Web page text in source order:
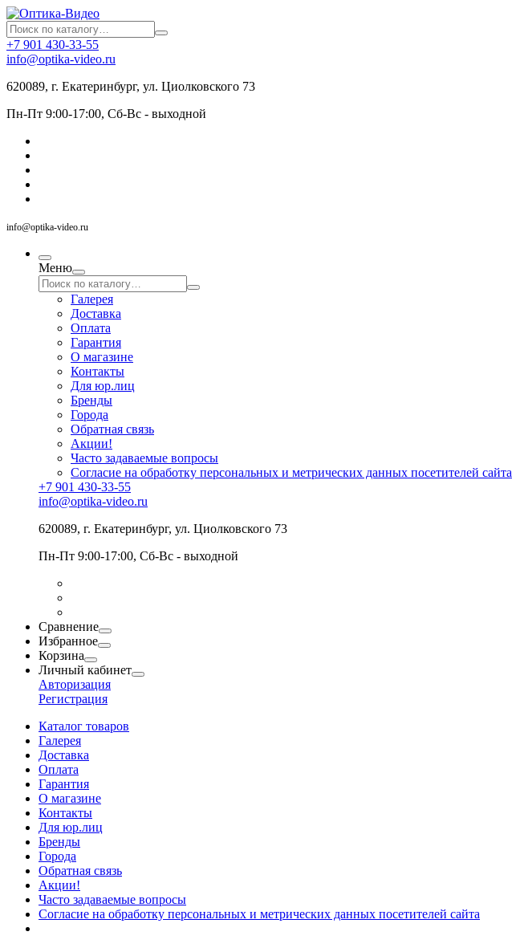
+7 901 430-33-55
info@optika-video.ru
620089, г. Екатеринбург, ул. Циолковского 73
Пн-Пт 9:00-17:00, Сб-Вс - выходной
info@optika-video.ru
Меню
Галерея
Доставка
Оплата
Гарантия
О магазине
Контакты
Для юр.лиц
Бренды
Города
Обратная связь
Акции!
Часто задаваемые вопросы
Согласие на обработку персональных и метрических данных посетителей сайта
+7 901 430-33-55
info@optika-video.ru
620089, г. Екатеринбург, ул. Циолковского 73
Пн-Пт 9:00-17:00, Сб-Вс - выходной
Сравнение
Избранное
Корзина
Личный кабинет
Авторизация
Регистрация
Каталог товаров
Галерея
Доставка
Оплата
Гарантия
О магазине
Контакты
Для юр.лиц
Бренды
Города
Обратная связь
Акции!
Часто задаваемые вопросы
Согласие на обработку персональных и метрических данных посетителей сайта